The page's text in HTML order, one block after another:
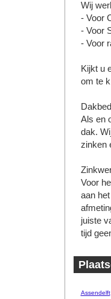
Wij
- Voor
- Voor
- Voor
Kijkt u
om te
Als en
dak.
zinken
Voor
aan
juiste
tijd
Assendelft